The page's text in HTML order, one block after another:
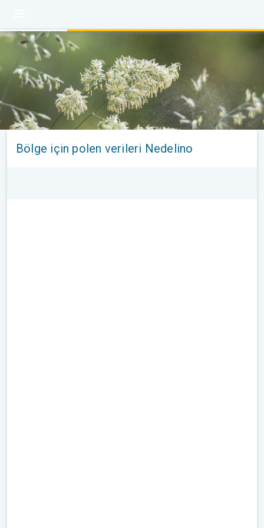
Bölge için polen verileri Nedelino